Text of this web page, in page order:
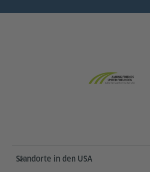
Service- und
Standorte in den USA